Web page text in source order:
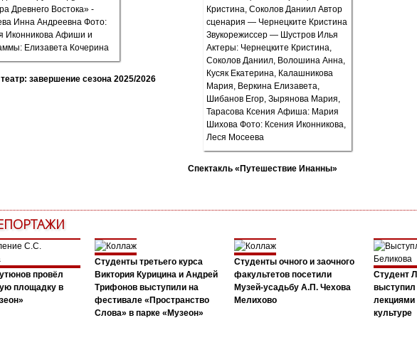
завершение сезона 2025/2026
Спектакль «Путешествие Инанны»
провёл
площадку в
Студенты третьего курса
Виктория Курицина и Андрей
Трифонов выступили на
фестивале «Пространство
Слова» в парке «Музеон»
Студенты очного и заочного
факультетов посетили
Музей-усадьбу А.П. Чехова
Мелихово
Студент
лекциями
культуре